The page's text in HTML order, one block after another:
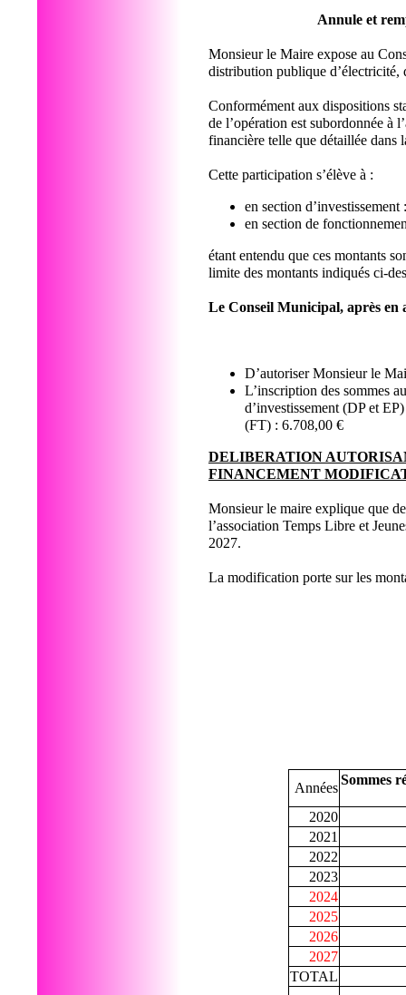
Annule et
Monsieur le Maire expose au
distribution publique d’électricité,
Conformément aux dispositions
de l’opération est subordonnée à
financière telle que détaillée
Cette participation s’élève à :
en section
en section de
étant entendu que ces montants
limite des montants indiqués ci-
Le Conseil Municipal, après en
D’autoriser Monsieur le
L’inscription des sommes
d’investissement (DP et
(FT) : 6.708,00 €
DELIBERATION
FINANCEMENT
Monsieur le maire explique que
l’association Temps Libre et
2027.
La modification porte sur les
Années
Sommes
2020
2021
2022
2023
2024
2025
2026
2027
TOTAL